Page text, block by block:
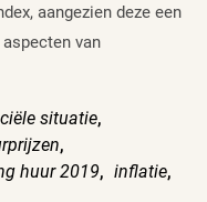
aangezien deze een
van
situatie,
,
huur 2019, inflatie,